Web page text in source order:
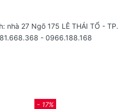
nhà 27 Ngõ 175 LÊ THÁI TỔ - TP.
- 0966.188.168
- 17%